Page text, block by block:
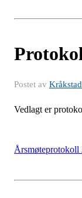
Postet av
Vedlagt er
Årsmøteprotokoll